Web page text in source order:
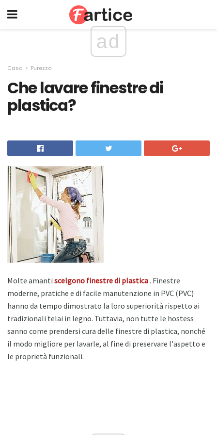
ad
Casa Purezza
Che lavare finestre di
plastica?
Molte amanti scelgono finestre di plastica. Finestre
moderne, pratiche e di facile manutenzione in PVC (PVC)
hanno da tempo dimostrato la loro superiorità rispetto ai
tradizionali telai in legno. Tuttavia, non tutte le hostess
sanno come prendersi cura delle finestre di plastica, nonché
il modo migliore per lavarle, al fine di preservare l'aspetto e
le proprietà funzionali.